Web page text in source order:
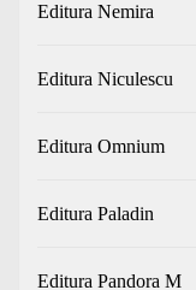
Editura Nemira
Editura Niculescu
Editura Omnium
Editura Paladin
Editura Pandora M